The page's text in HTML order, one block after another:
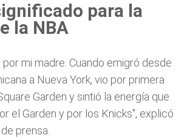
para la
la NBA
mi madre. Cuando emigró desde
a Nueva York, vio por primera
Garden y sintió la energía que
el Garden y por los Knicks", explicó
prensa.